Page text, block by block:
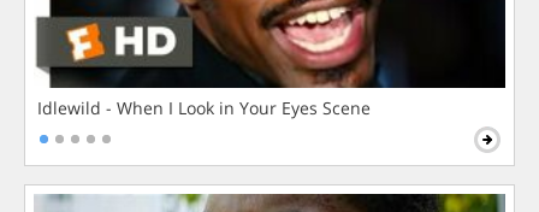
Idlewild - When I Look in Your Eyes Scene